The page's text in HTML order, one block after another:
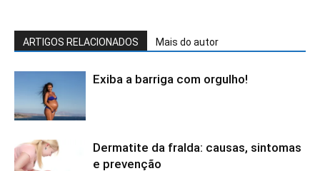
ARTIGOS RELACIONADOS Mais do autor
Exiba a barriga com orgulho!
Dermatite da fralda: causas, sintomas
e prevenção